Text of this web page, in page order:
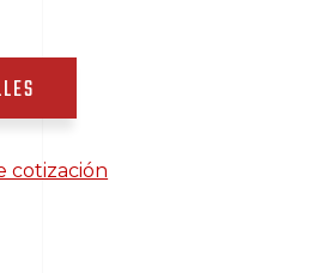
cotización